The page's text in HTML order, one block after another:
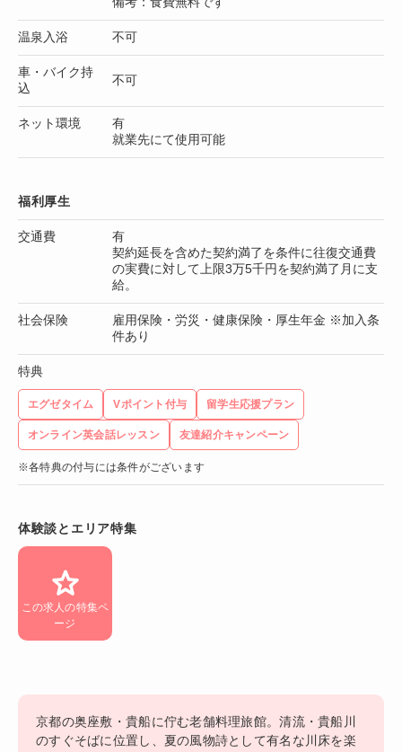
温泉入浴 不可
車・バイク持
込
不可
ネット環境
有
就業先にて使用可能
福利厚生
交通費
有
契約延長を含めた契約満了を条件に往復交通費
の実費に対して上限3万5千円を契約満了月に支
給。
社会保険
雇用保険・労災・健康保険・厚生年金 ※加入条
件あり
特典
エグゼタイム Vポイント付与 留学生応援プラン
オンライン英会話レッスン 友達紹介キャンペーン
※各特典の付与には条件がございます
体験談とエリア特集
この求人の特集ペ
ージ
京都の奥座敷・貴船に佇む老舗料理旅館。清流・貴船川
のすぐそばに位置し、夏の風物詩として有名な川床を楽